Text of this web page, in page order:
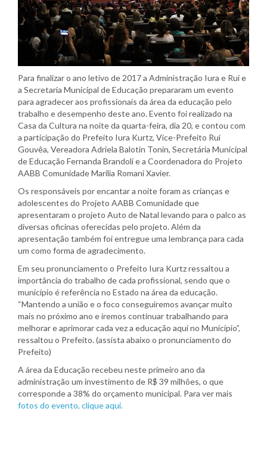
Para finalizar o ano letivo de 2017 a Administração Iura e Rui e
a Secretaria Municipal de Educação prepararam um evento
para agradecer aos profissionais da área da educação pelo
trabalho e desempenho deste ano. Evento foi realizado na
Casa da Cultura na noite da quarta-feira, dia 20, e contou com
a participação do Prefeito Iura Kurtz, Vice-Prefeito Rui
Gouvêa, Vereadora Adriela Balotin Tonin, Secretária Municipal
de Educação Fernanda Brandoli e a Coordenadora do Projeto
AABB Comunidade Marília Romani Xavier.
Os responsáveis por encantar a noite foram as crianças e
adolescentes do Projeto AABB Comunidade que
apresentaram o projeto Auto de Natal levando para o palco as
diversas oficinas oferecidas pelo projeto. Além da
apresentação também foi entregue uma lembrança para cada
um como forma de agradecimento.
Em seu pronunciamento o Prefeito Iura Kurtz ressaltou a
importância do trabalho de cada profissional, sendo que o
município é referência no Estado na área da educação.
“Mantendo a união e o foco conseguiremos avançar muito
mais no próximo ano e iremos continuar trabalhando para
melhorar e aprimorar cada vez a educação aqui no Município”,
ressaltou o Prefeito. (assista abaixo o pronunciamento do
Prefeito)
A área da Educação recebeu neste primeiro ano da
administração um investimento de R$ 39 milhões, o que
corresponde a 38% do orçamento municipal. Para ver mais
fotos do evento, clique aqui.